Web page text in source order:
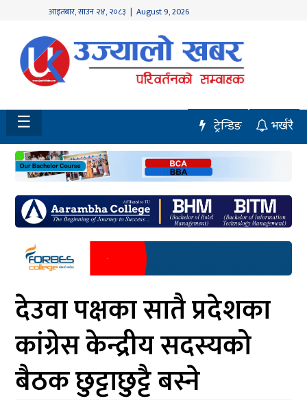
आइतबार,साउन २४, २०८३ | August 9, 2026
होमपेज
नवलपुर
विशेष
मध्य
नेपाल
चितवन
सेरोफेरो
समाचार
आर्थिक
मनोरञ्जन
खेलकुद
☰ भर्खरै
ट्रेन्डिङ
देउवा पक्षका सातै प्रदेशका
कांग्रेस केन्द्रीय सदस्यको
बैठक छुट्टाछुट्टै बस्ने